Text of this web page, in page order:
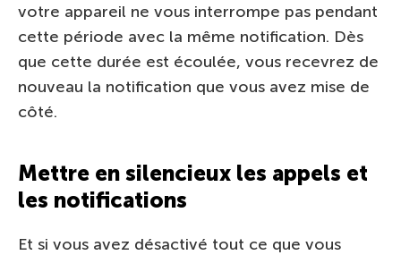
votre appareil ne vous interrompe pas pendant
cette période avec la même notification. Dès
que cette durée est écoulée, vous recevrez de
nouveau la notification que vous avez mise de
côté.
Mettre en silencieux les appels et
les notifications
Et si vous avez désactivé tout ce que vous